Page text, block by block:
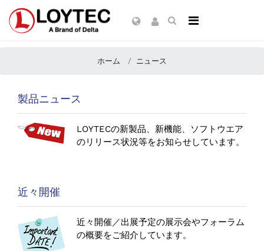
ホーム ニュース
製品ニュース
LOYTECの新製品、新機能、ソフトウエア
のリリース状況等をお知らせしています。
近々開催
近々開催／出展予定の展示会やフォーラム
の概要をご紹介しています。